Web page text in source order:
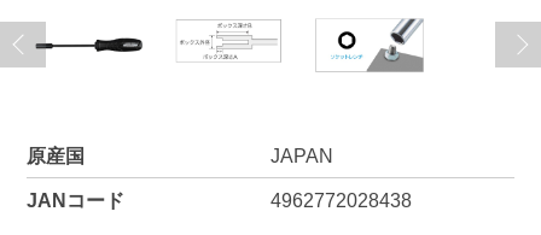
原産国 JAPAN
JANコード 4962772028438